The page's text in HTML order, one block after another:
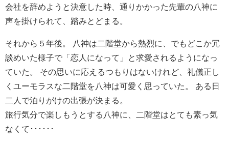
会社を辞めようと決意した時、通りかかった先輩の八神に
声を掛けられて、踏みとどまる。
それから５年後。 八神は二階堂から熱烈に、でもどこか冗
談めいた様子で「恋人になって」と求愛されるようになっ
ていた。 その思いに応えるつもりはないけれど、礼儀正し
くユーモラスな二階堂を八神は可愛く思っていた。 ある日
二人で泊りがけの出張が決まる。
旅行気分で楽しもうとする八神に、二階堂はとても素っ気
なくて･･････